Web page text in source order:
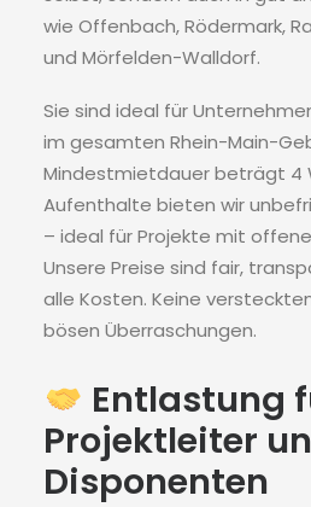
wie Offenbach, Rödermark,
und Mörfelden-Walldorf.
Sie sind ideal für
im gesamten Rhein-Main-
Mindestmietdauer beträgt 4
Aufenthalte bieten wir
– ideal für Projekte mit
Unsere Preise sind fair,
alle Kosten. Keine
bösen Überraschungen.
Entlastung
Projektleiter
Disponenten